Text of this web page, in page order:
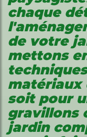
chaque
de votre
mettons
matériaux
soit pour
gravillons
jardin